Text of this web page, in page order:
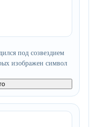
под созвездием
изображен символ